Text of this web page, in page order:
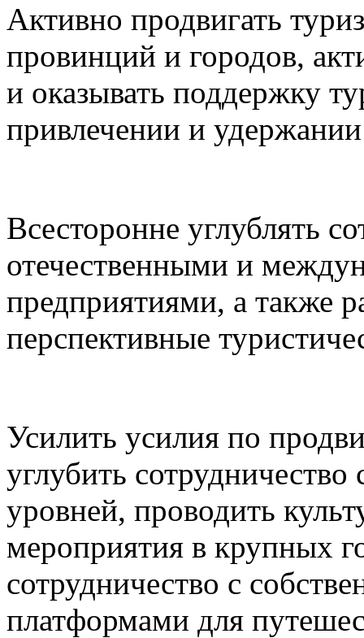
Активно продвигать
провинций и городов,
и оказывать поддержку
привлечении и
Всесторонне углублять
отечественными и
предприятиями, а также
перспективные
Усилить усилия по
углубить
уровней, проводить
мероприятия в крупных
сотрудничество с
платформами для